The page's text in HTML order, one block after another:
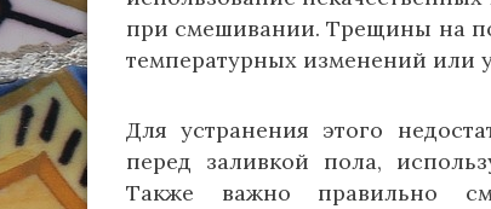
при смешивании. Трещины на
температурных изменений или
Для устранения этого
перед заливкой пола,
Также важно правильно